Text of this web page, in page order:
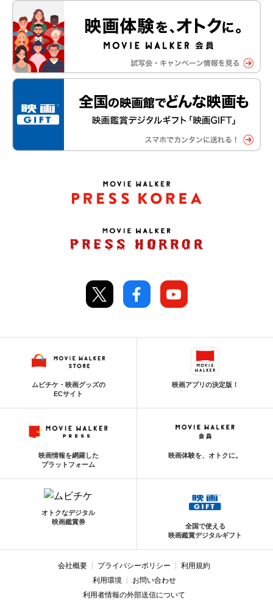
ムビチケ・映画グッズの
ECサイト
映画アプリの決定版！
映画情報を網羅した
プラットフォーム
映画体験を、オトクに。
オトクなデジタル
映画鑑賞券
全国で使える
映画鑑賞デジタルギフト
会社概要 プライバシーポリシー
利用規約
利用環境
お問い合わせ
利用者情報の外部送信について